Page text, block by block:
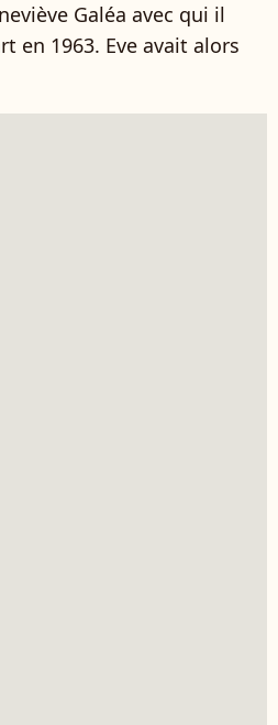
Galéa avec qui il
en 1963. Eve avait alors